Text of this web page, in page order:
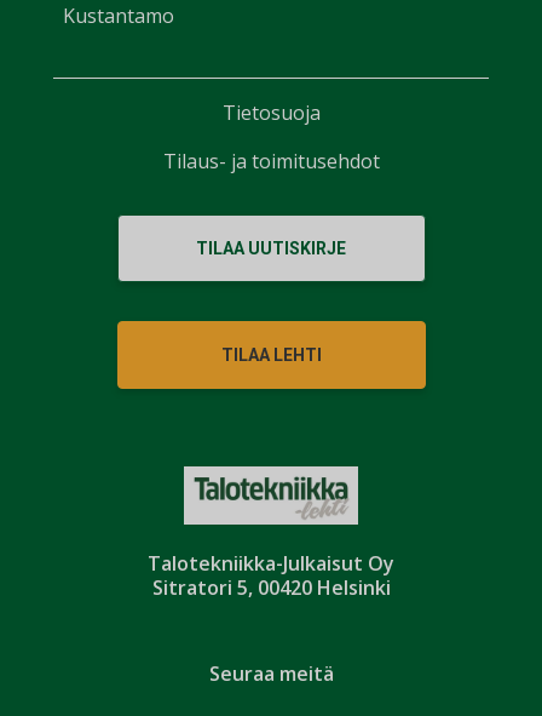
Talotekniikka-Julkaisut Oy
Sitratori 5, 00420 Helsinki
Kustantamo
TILAA UUTISKIRJE
TILAA LEHTI
Seuraa meitä
Tietosuoja
Tilaus- ja toimitusehdot